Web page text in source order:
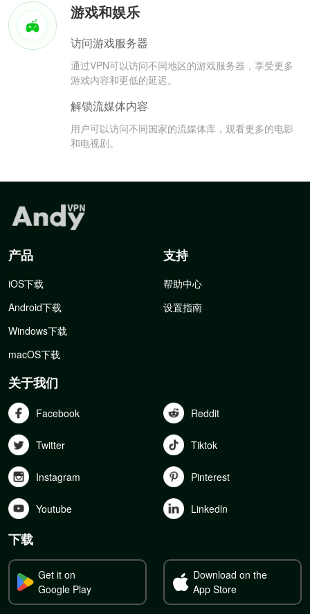
游戏和娱乐
访问游戏服务器
通过VPN可以访问不同地区的游戏服务器，享受更多
游戏内容和更低的延迟。
解锁流媒体内容
用户可以访问不同国家的流媒体库，观看更多的电影
和电视剧。
产品
iOS下载
Android下载
Windows下载
macOS下载
支持
帮助中心
设置指南
关于我们
Facebook Reddit
Twitter Tiktok
Instagram Pinterest
Youtube Linkedln
下载
Get it on
Google Play
Download on the
App Store